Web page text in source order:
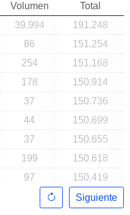
Volumen
Total
39.994
191.248
86
151.254
254
151.168
178
150.914
37
150.736
44
150.699
37
150.655
199
150.618
97
150.419
Siguiente